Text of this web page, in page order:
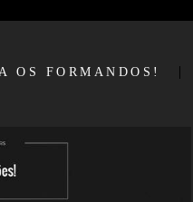
OS FORMANDOS!